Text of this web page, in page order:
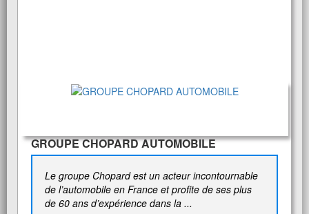
GROUPE CHOPARD AUTOMOBILE
Le groupe Chopard est un acteur incontournable
de l’automobile en France et profite de ses plus
de 60 ans d’expérience dans la ...